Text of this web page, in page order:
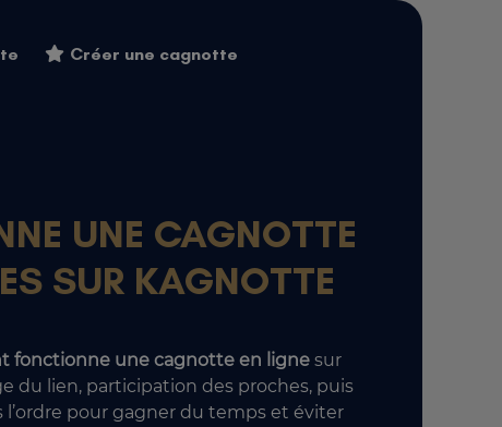
Créer une cagnotte
UNE CAGNOTTE
SUR KAGNOTTE
fonctionne une cagnotte en ligne sur
du lien, participation des proches, puis
l’ordre pour gagner du temps et éviter